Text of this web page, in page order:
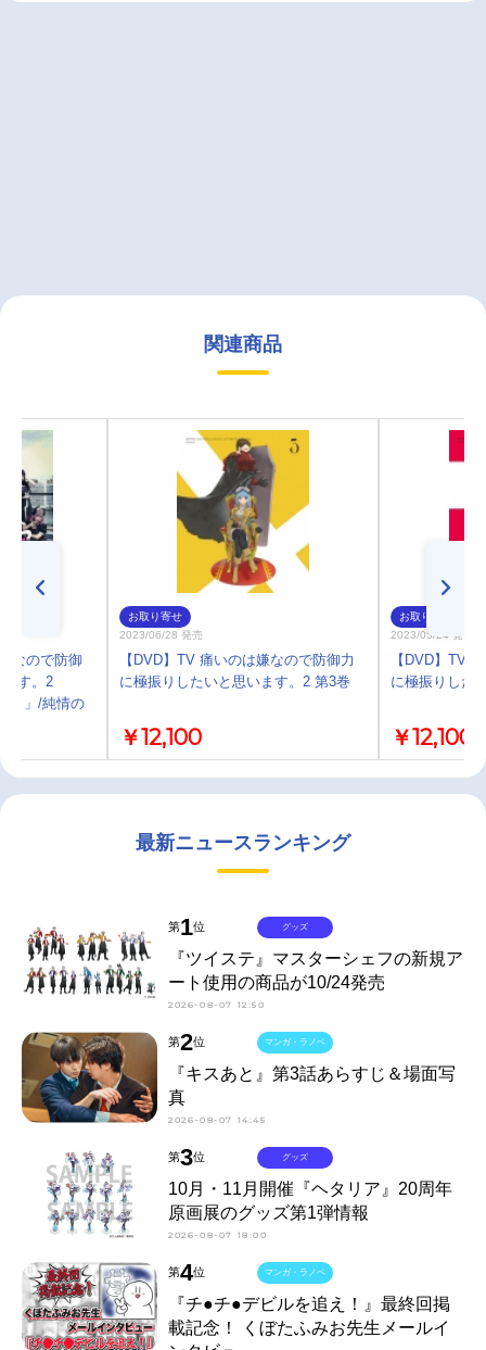
関連商品
なので防御
す。2
。」/純情の
お取り寄せ
2023/06/28 発売
【DVD】TV 痛いのは嫌なので防御力
に極振りしたいと思います。2 第3巻
￥12,100
お取り寄せ
2023/05/24 発売
【DVD】TV
に極振りした
￥12,100
最新ニュースランキング
第1位
『ツイステ』マスターシェフの新規ア
ート使用の商品が10/24発売
2026-08-07 12:50
グッズ
第2位
『キスあと』第3話あらすじ＆場面写
真
2026-08-07 14:45
マンガ・ラノベ
第3位
10月・11月開催『ヘタリア』20周年
原画展のグッズ第1弾情報
2026-08-07 18:00
グッズ
第4位
『チ●チ●デビルを追え！』最終回掲
載記念！ くぼたふみお先生メールイ
マンガ・ラノベ